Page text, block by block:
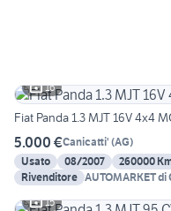
16
Fiat Panda 1.3 MJT 16V 4x4
5.000 €Canicatti' (AG)
Usato
08/2007 260000
Rivenditore AUTOMARKET di
15